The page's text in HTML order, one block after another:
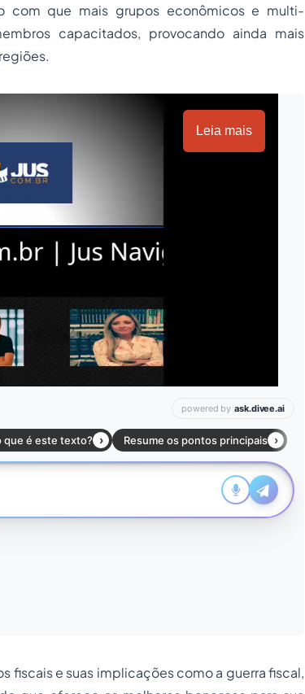
com que mais grupos econômicos e multi-
capacitados, provocando ainda mais
Leia mais
fiscais e suas implicações como a guerra fiscal,